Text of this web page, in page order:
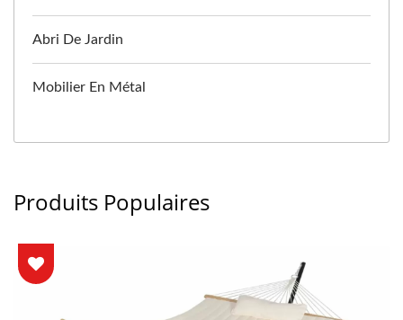
Abri De Jardin
Mobilier En Métal
Produits Populaires